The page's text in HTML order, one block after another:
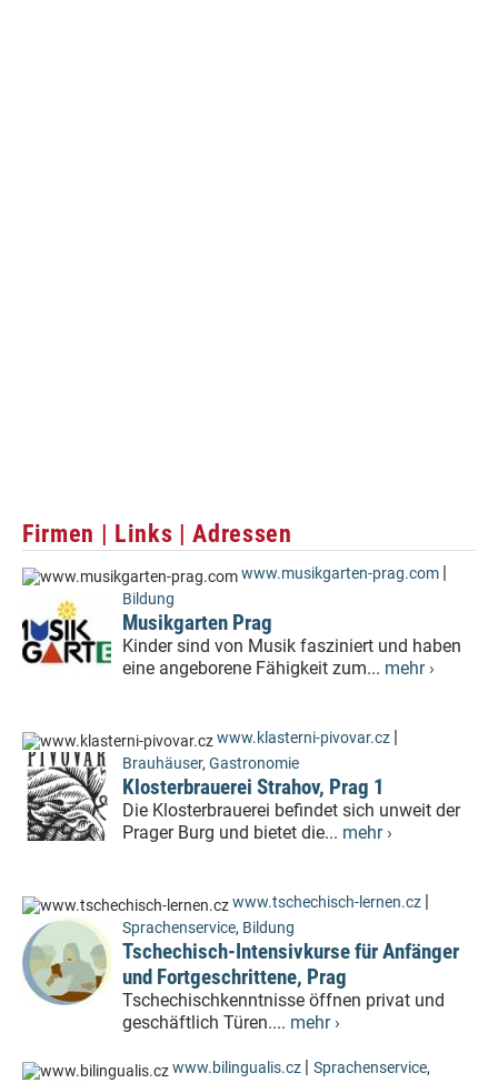
Firmen | Links | Adressen
www.musikgarten-prag.com |
Bildung
Musikgarten Prag
Kinder sind von Musik fasziniert und haben
eine angeborene Fähigkeit zum... mehr ›
www.klasterni-pivovar.cz |
Brauhäuser, Gastronomie
Klosterbrauerei Strahov, Prag 1
Die Klosterbrauerei befindet sich unweit der
Prager Burg und bietet die... mehr ›
www.tschechisch-lernen.cz |
Sprachenservice, Bildung
Tschechisch-Intensivkurse für Anfänger
und Fortgeschrittene, Prag
Tschechischkenntnisse öffnen privat und
geschäftlich Türen.... mehr ›
www.bilingualis.cz | Sprachenservice,